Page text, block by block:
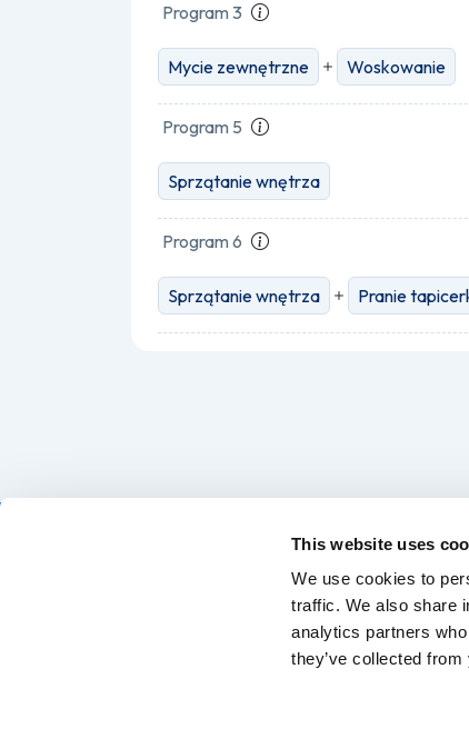
This website uses
We use cookies to
traffic. We also share
analytics partners
they’ve collected
Program 3
Mycie zewnętrzne
Woskowanie
Program 5
Sprzątanie wnętrza
Program 6
Sprzątanie wnętrza
Pranie
Znajdź profesjonalną myjnię ręczną — Twój
samochód zasługuje na najlepszą opiekę